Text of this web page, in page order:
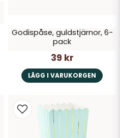
fråga
Godispåse, guldstjärnor, 6-
pack
39 kr
LÄGG I VARUKORGEN